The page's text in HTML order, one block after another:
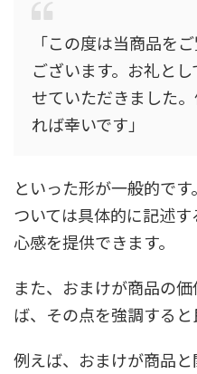
「この度は当商品を
ございます。お礼と
せていただきました
れば幸いです」
といった形が一般的で
ついては具体的に記述
心感を提供できます。
また、おまけが商品の
ば、その点を強調すると
例えば、おまけが商品